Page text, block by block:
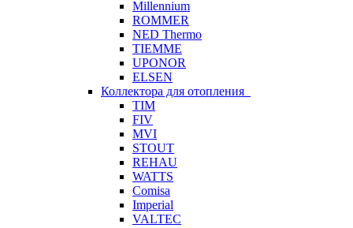
Millennium
ROMMER
NED Thermo
TIEMME
UPONOR
ELSEN
Коллектора для отопления
TIM
FIV
MVI
STOUT
REHAU
WATTS
Comisa
Imperial
VALTEC